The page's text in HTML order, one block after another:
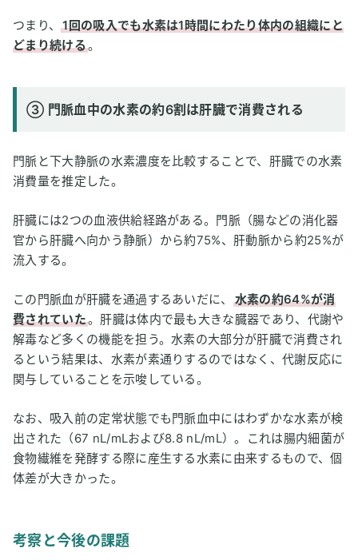
つまり、1回の吸入でも水素は1時間にわたり体内の組織にと
どまり続ける。
③ 門脈血中の水素の約6割は肝臓で消費される
門脈と下大静脈の水素濃度を比較することで、肝臓での水素
消費量を推定した。
肝臓には2つの血液供給経路がある。門脈（腸などの消化器
官から肝臓へ向かう静脈）から約75%、肝動脈から約25%が
流入する。
この門脈血が肝臓を通過するあいだに、
水素の約64%が消
費されていた。肝臓は体内で最も大きな臓器であり、代謝や
解毒など多くの機能を担う。水素の大部分が肝臓で消費され
るという結果は、水素が素通りするのではなく、代謝反応に
関与していることを示唆している。
なお、吸入前の定常状態でも門脈血中にはわずかな水素が検
出された（67 nL/mLおよび8.8 nL/mL）。これは腸内細菌が
食物繊維を発酵する際に産生する水素に由来するもので、個
体差が大きかった。
考察と今後の課題